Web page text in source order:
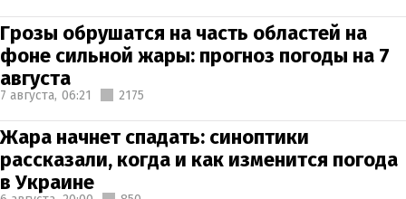
Грозы обрушатся на часть областей на
фоне сильной жары: прогноз погоды на 7
августа
7 августа, 06:21 2175
Жара начнет спадать: синоптики
рассказали, когда и как изменится погода
в Украине